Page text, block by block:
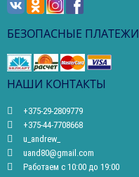
БЕЗОПАСНЫЕ ПЛАТЕЖИ
НАШИ КОНТАКТЫ
+375-29-2809779
+375-44-7708668
u_andrew_
uand80@gmail.com
Работаем с 10:00 до 19:00